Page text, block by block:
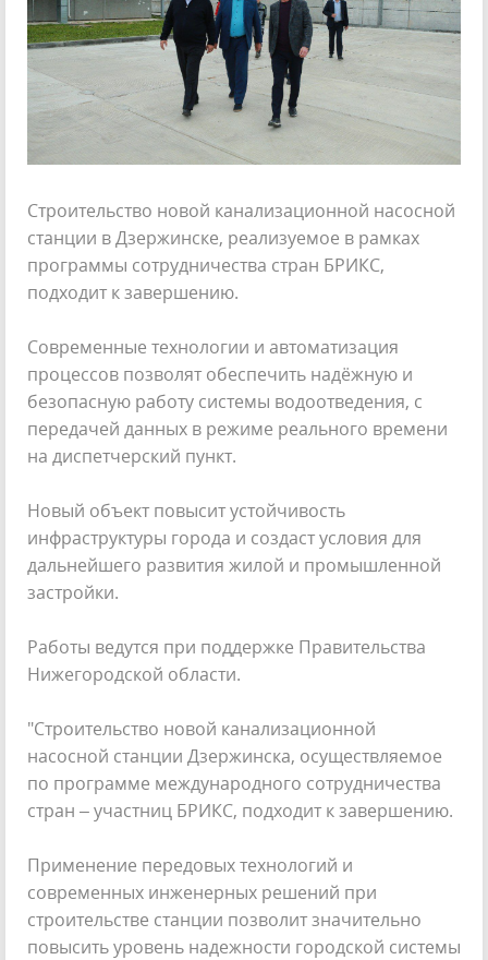
Строительство новой канализационной насосной
станции в Дзержинске, реализуемое в рамках
программы сотрудничества стран БРИКС,
подходит к завершению.
Современные технологии и автоматизация
процессов позволят обеспечить надёжную и
безопасную работу системы водоотведения, с
передачей данных в режиме реального времени
на диспетчерский пункт.
Новый объект повысит устойчивость
инфраструктуры города и создаст условия для
дальнейшего развития жилой и промышленной
застройки.
Работы ведутся при поддержке Правительства
Нижегородской области.
"Строительство новой канализационной
насосной станции Дзержинска, осуществляемое
по программе международного сотрудничества
стран – участниц БРИКС, подходит к завершению.
Применение передовых технологий и
современных инженерных решений при
строительстве станции позволит значительно
повысить уровень надежности городской системы